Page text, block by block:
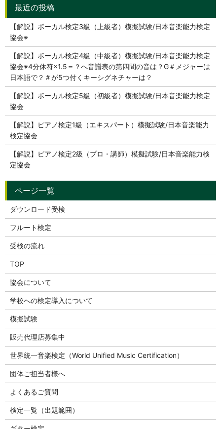
【解説】ボーカル検定3級（上級者）模擬試験/日本音楽能力検定
協会※
【解説】ボーカル検定4級（中級者）模擬試験/日本音楽能力検定
協会※4分休符×1.5＝？へ音譜表の第四間の音は？G＃メジャーは
日本語で？＃が5つ付くキーシグネチャーは？
【解説】ボーカル検定5級（初級者）模擬試験/日本音楽能力検定
協会
【解説】ピアノ検定1級（エキスパート）模擬試験/日本音楽能力
検定協会
【解説】ピアノ検定2級（プロ・講師）模擬試験/日本音楽能力検
定協会
ダウンロード受検
フルート検定
受検の流れ
TOP
協会について
学校への検定導入について
模擬試験
販売代理店募集中
世界統一音楽検定（World Unified Music Certification）
団体ご担当者様へ
よくあるご質問
検定一覧（出題範囲）